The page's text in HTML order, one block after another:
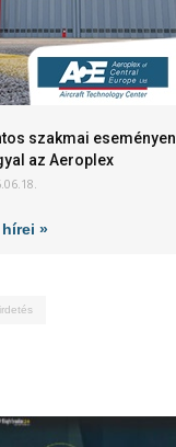
szakmai eseményen
az Aeroplex
»